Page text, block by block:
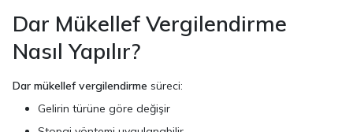
Dar Mükellef Vergilendirme
Nasıl Yapılır?
Dar mükellef vergilendirme süreci:
Gelirin türüne göre değişir